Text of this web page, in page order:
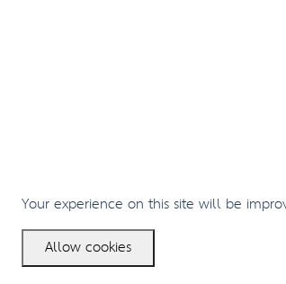
Your experience on this site will be
Allow cookies